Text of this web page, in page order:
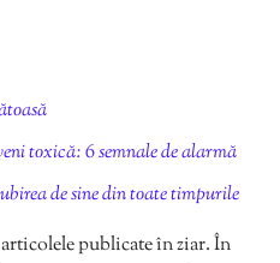
toxică: 6 semnale de alarmă
de sine din toate timpurile
publicate în ziar. În